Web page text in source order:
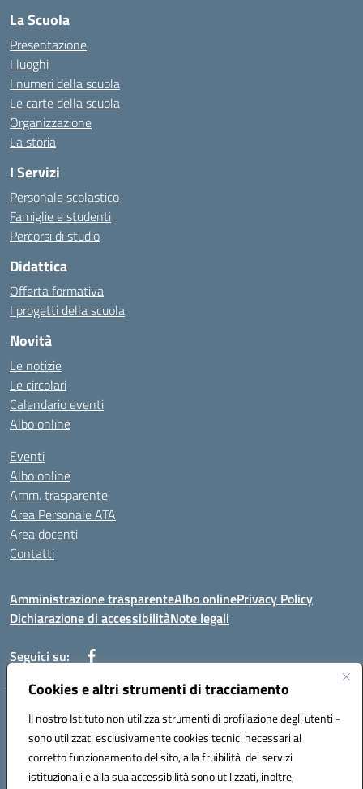
Cookies e altri strumenti di tracciamento
Il nostro Istituto non utilizza strumenti di profilazione degli utenti -
sono utilizzati esclusivamente cookies tecnici necessari al
corretto funzionamento del sito, alla fruibilità dei servizi
istituzionali e alla sua accessibilità sono utilizzati, inoltre,
La Scuola
Presentazione
I luoghi
I numeri della scuola
Le carte della scuola
Organizzazione
La storia
I Servizi
Personale scolastico
Famiglie e studenti
Percorsi di studio
Didattica
Offerta formativa
I progetti della scuola
Novità
Le notizie
Le circolari
Calendario eventi
Albo online
Eventi
Albo online
Amm. trasparente
Area Personale ATA
Area docenti
Contatti
Amministrazione trasparenteAlbo onlinePrivacy Policy
Dichiarazione di accessibilitàNote legali
Seguici su:
Indirizzo: VIA BRECCIAME, 46 - 81024 MADDALONI (CE)
Mail: CEIC8AU001@istruzione.it - Pec: CEIC8AU001@pec.istruzione.it -
Telefono: 0823408721
Meccanografico: CEIC8AU001
Codice fiscale: 93086080616